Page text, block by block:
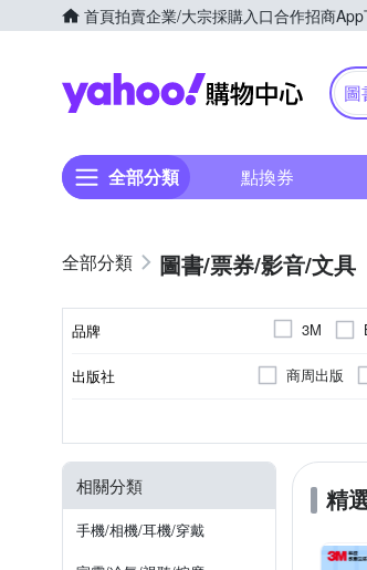
首頁拍賣企業/大宗採購入口合作招商
Yahoo
圖
全部分類 點換券
圖書/票券/影音/文具
品牌 3M
出版社 商周出版
新手父母
八旗文化
人文
家庭醫藥保健
相關分類
手機/相機/耳機/穿戴
精